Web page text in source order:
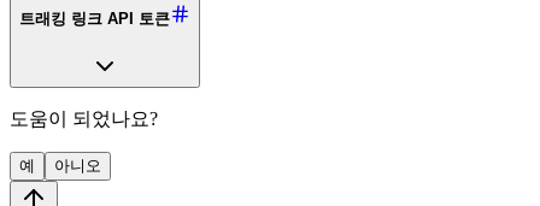
트래킹 링크 API 토큰
도움이 되었나요?
예 아니오